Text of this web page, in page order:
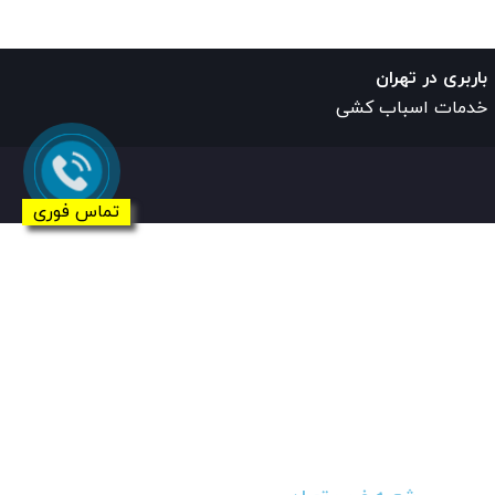
باربری در تهران
خدمات اسباب کشی
تماس فوری